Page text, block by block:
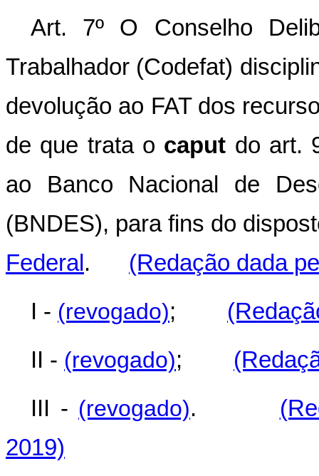
Art. 7º O Conselho
Trabalhador (Codefat)
devolução ao FAT dos
de que trata o caput do art.
ao Banco Nacional de
(BNDES), para fins do
Federal . (Redação dada
I - (revogado);
II - (revogado);
III - (revogado).
2019)